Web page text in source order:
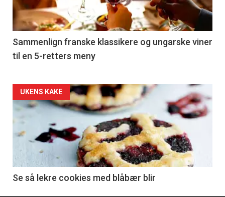
-
5
Sammenlign franske klassikere og ungarske viner
til en 5-retters meny
Forsiden
akkurat
nå
6
UKENS KAKE
Se så lekre cookies med blåbær blir